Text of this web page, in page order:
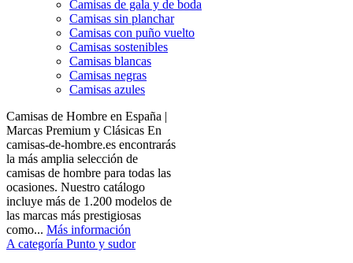
Camisas de gala y de boda
Camisas sin planchar
Camisas con puño vuelto
Camisas sostenibles
Camisas blancas
Camisas negras
Camisas azules
Camisas de Hombre en España |
Marcas Premium y Clásicas En
camisas-de-hombre.es encontrarás
la más amplia selección de
camisas de hombre para todas las
ocasiones. Nuestro catálogo
incluye más de 1.200 modelos de
las marcas más prestigiosas
como... Más información
A categoría Punto y sudor